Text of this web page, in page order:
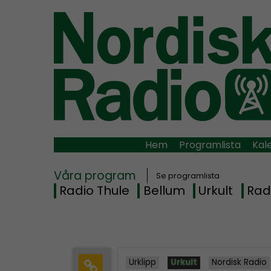
Hem Programlista
Våra program Se programlista
Radio Thule Bellum Urkult
Urklipp Urkult Nordisk Radio